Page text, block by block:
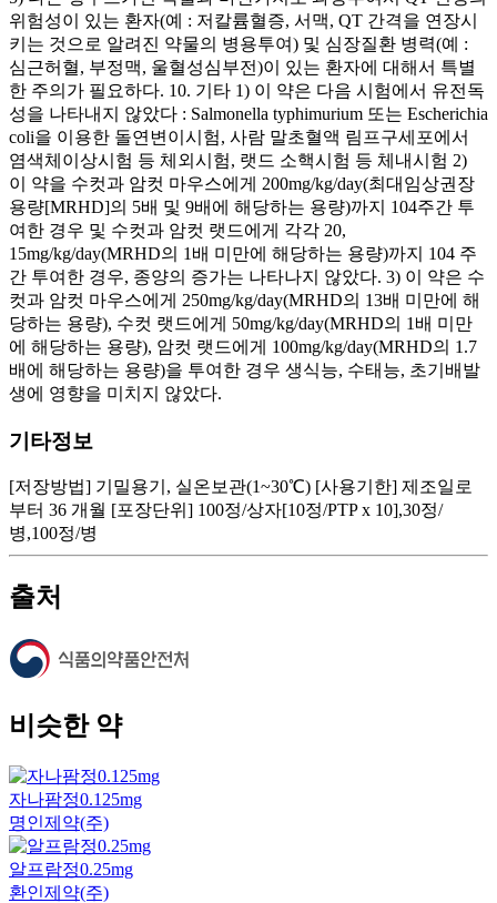
위험성이 있는 환자(예 : 저칼륨혈증, 서맥, QT 간격을 연장시
키는 것으로 알려진 약물의 병용투여) 및 심장질환 병력(예 :
심근허혈, 부정맥, 울혈성심부전)이 있는 환자에 대해서 특별
한 주의가 필요하다. 10. 기타 1) 이 약은 다음 시험에서 유전독
성을 나타내지 않았다 : Salmonella typhimurium 또는 Escherichia
coli을 이용한 돌연변이시험, 사람 말초혈액 림프구세포에서
염색체이상시험 등 체외시험, 랫드 소핵시험 등 체내시험 2)
이 약을 수컷과 암컷 마우스에게 200mg/kg/day(최대임상권장
용량[MRHD]의 5배 및 9배에 해당하는 용량)까지 104주간 투
여한 경우 및 수컷과 암컷 랫드에게 각각 20,
15mg/kg/day(MRHD의 1배 미만에 해당하는 용량)까지 104 주
간 투여한 경우, 종양의 증가는 나타나지 않았다. 3) 이 약은 수
컷과 암컷 마우스에게 250mg/kg/day(MRHD의 13배 미만에 해
당하는 용량), 수컷 랫드에게 50mg/kg/day(MRHD의 1배 미만
에 해당하는 용량), 암컷 랫드에게 100mg/kg/day(MRHD의 1.7
배에 해당하는 용량)을 투여한 경우 생식능, 수태능, 초기배발
생에 영향을 미치지 않았다.
기타정보
[저장방법] 기밀용기, 실온보관(1~30℃) [사용기한] 제조일로
부터 36 개월 [포장단위] 100정/상자[10정/PTP x 10],30정/
병,100정/병
출처
비슷한 약
자나팜정0.125mg
명인제약(주)
알프람정0.25mg
환인제약(주)